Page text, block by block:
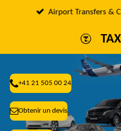
Airport Transfers &
+41 21 505 00 24
Obtenir un devis